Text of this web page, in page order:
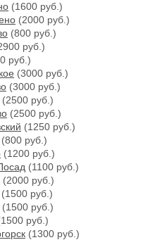
(1600 руб.)
(2000 руб.)
(800 руб.)
руб.)
руб.)
(3000 руб.)
(3000 руб.)
(2500 руб.)
(2500 руб.)
(1250 руб.)
(800 руб.)
(1200 руб.)
(1100 руб.)
(2000 руб.)
(1500 руб.)
(1500 руб.)
руб.)
(1300 руб.)